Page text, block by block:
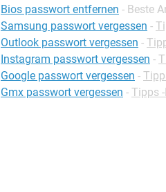
Bios passwort entfernen - Beste
Samsung passwort vergessen -
Outlook passwort vergessen -
Instagram passwort vergessen -
Google passwort vergessen -
Gmx passwort vergessen - Tipps